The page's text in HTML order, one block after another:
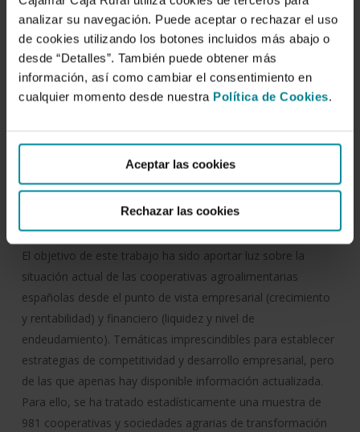
analizar su navegación. Puede aceptar o rechazar el uso
de cookies utilizando los botones incluidos más abajo o
desde “Detalles”. También puede obtener más
información, así como cambiar el consentimiento en
cualquier momento desde nuestra Política de Cookies.
Aceptar las cookies
Rechazar las cookies
Fecha de publicación:
25 de abril de 2016
Deposito:
AL-2924-2007
Economía social
agroalimentario
Resumen:
El objetivo de este trabajo ha sido aportar luz sobre la
situación actual de las cooperativas agroalimentarias
españolas desde el punto de vista empresarial (crecimiento
y rentabilidad) y financiero (liquidez y nivel de
endeudamiento). Temáticas imprescindibles para establecer
estrategias de competitividad y desarrollo empresarial, pero
de las que apenas hay disponible información actualizada.
Para ello, se ha tratado estadísticamente una muestra de
981 cooperativas y sociedades agrarias de transformación